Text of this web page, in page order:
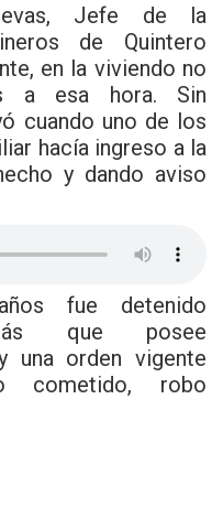
Jefe de la
de Quintero
en la viviendo no
a esa hora. Sin
cuando uno de los
hacía ingreso a la
y dando aviso
fue detenido
que posee
una orden vigente
robo